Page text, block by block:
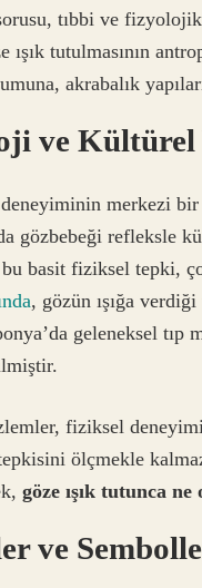
tıbbi ve
ışık tutulmasının
akrabalık
ve Kültürel
merkezi
gözbebeği refleksle
basit fiziksel tepki,
, gözün ışığa
geleneksel
fiziksel
ölçmekle
göze ışık tutunca
ve